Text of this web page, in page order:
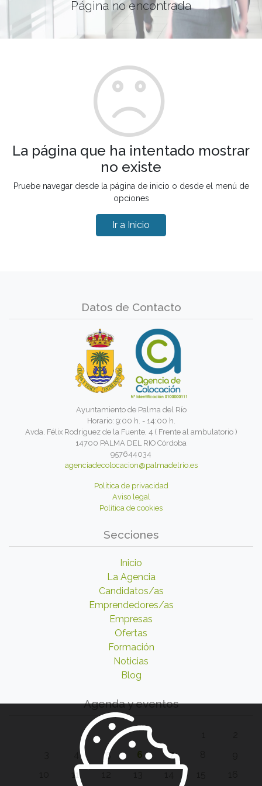
Página no encontrada
La página que ha intentado mostrar
no existe
Pruebe navegar desde la página de inicio o desde el menú de
opciones
Ir a Inicio
Datos de Contacto
Ayuntamiento de Palma del Río
Horario: 9:00 h. - 14:00 h.
Avda. Félix Rodriguez de la Fuente, 4 ( Frente al ambulatorio )
14700 PALMA DEL RIO Córdoba
957644034
agenciadecolocacion@palmadelrio.es
Política de privacidad
Aviso legal
Política de cookies
Secciones
Inicio
La Agencia
Candidatos/as
Emprendedores/as
Empresas
Ofertas
Formación
Noticias
Blog
Agenda y eventos
5 6 7
11